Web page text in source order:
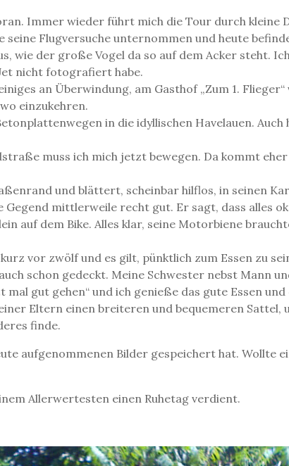
Immer wieder führt mich die Tour durch
Flugversuche unternommen und heute
wie der große Vogel da so auf dem Acker steht.
nicht fotografiert habe.
an Überwindung, am Gasthof „Zum 1.
einzukehren.
in die idyllischen Havelauen.
muss ich mich jetzt bewegen. Da kommt
und blättert, scheinbar hilflos, in seinen
Gegend mittlerweile recht gut. Er sagt, dass alles
dem Bike. Alles klar, seine Motorbiene
vor zwölf und es gilt, pünktlich zum Essen zu
schon gedeckt. Meine Schwester nebst Mann
gut gehen“ und ich genieße das gute Essen
Eltern einen breiteren und bequemeren Sattel,
finde.
aufgenommenen Bilder gespeichert hat. Wollte
Allerwertesten einen Ruhetag verdient.